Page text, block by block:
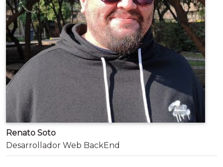
Renato Soto
Desarrollador Web BackEnd